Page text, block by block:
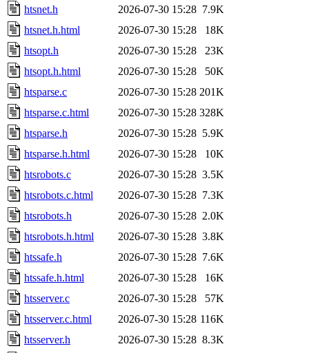
htsnet.h
2026-07-30 15:28 7.9K
htsnet.h.html
2026-07-30 15:28
18K
htsopt.h
2026-07-30 15:28
23K
htsopt.h.html
2026-07-30 15:28
50K
htsparse.c
2026-07-30 15:28 201K
htsparse.c.html
2026-07-30 15:28 328K
htsparse.h
2026-07-30 15:28 5.9K
htsparse.h.html
2026-07-30 15:28
10K
htsrobots.c
2026-07-30 15:28 3.5K
htsrobots.c.html
2026-07-30 15:28 7.3K
htsrobots.h
2026-07-30 15:28 2.0K
htsrobots.h.html
2026-07-30 15:28 3.8K
htssafe.h
2026-07-30 15:28 7.6K
htssafe.h.html
2026-07-30 15:28
16K
htsserver.c
2026-07-30 15:28
57K
htsserver.c.html
2026-07-30 15:28 116K
htsserver.h
2026-07-30 15:28 8.3K